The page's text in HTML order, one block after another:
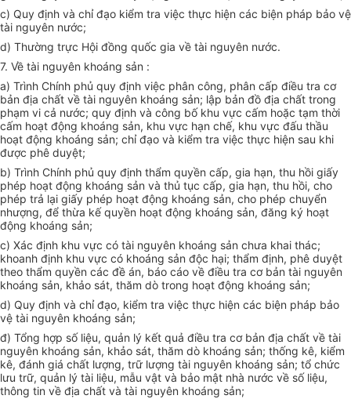
c) Quy định và chỉ đạo kiểm tra việc thực hiện các biện pháp bảo vệ
tài nguyên nước;
d) Thường trực Hội đồng quốc gia về tài nguyên nước.
7. Về tài nguyên khoáng sản :
a) Trình Chính phủ quy định việc phân công, phân cấp điều tra cơ
bản địa chất về tài nguyên khoáng sản; lập bản đồ địa chất trong
phạm vi cả nước; quy định và công bố khu vực cấm hoặc tạm thời
cấm hoạt động khoáng sản, khu vực hạn chế, khu vực đấu thầu
hoạt động khoáng sản; chỉ đạo và kiểm tra việc thực hiện sau khi
được phê duyệt;
b) Trình Chính phủ quy định thẩm quyền cấp, gia hạn, thu hồi giấy
phép hoạt động khoáng sản và thủ tục cấp, gia hạn, thu hồi, cho
phép trả lại giấy phép hoạt động khoáng sản, cho phép chuyển
nhượng, để thừa kế quyền hoạt động khoáng sản, đăng ký hoạt
động khoáng sản;
c) Xác định khu vực có tài nguyên khoáng sản chưa khai thác;
khoanh định khu vực có khoáng sản độc hại; thẩm định, phê duyệt
theo thẩm quyền các đề án, báo cáo về điều tra cơ bản tài nguyên
khoáng sản, khảo sát, thăm dò trong hoạt động khoáng sản;
d) Quy định và chỉ đạo, kiểm tra việc thực hiện các biện pháp bảo
vệ tài nguyên khoáng sản;
đ) Tổng hợp số liệu, quản lý kết quả điều tra cơ bản địa chất về tài
nguyên khoáng sản, khảo sát, thăm dò khoáng sản; thống kê, kiểm
kê, đánh giá chất lượng, trữ lượng tài nguyên khoáng sản; tổ chức
lưu trữ, quản lý tài liệu, mẫu vật và bảo mật nhà nước về số liệu,
thông tin về địa chất và tài nguyên khoáng sản;